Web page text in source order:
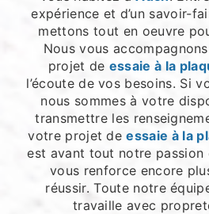
expérience et d’un savoir-
mettons tout en oeuvre
Nous vous
projet de essaie à la
l’écoute de vos besoins. Si
nous sommes à votre
transmettre les
votre projet deessaie à la
est avant tout notre passion
vous renforce encore
réussir. Toute notre
travaille avec